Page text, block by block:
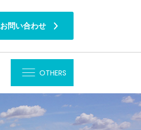
お問い合わせ
OTHERS